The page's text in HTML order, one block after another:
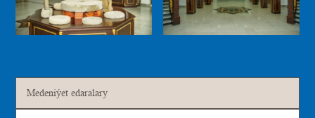
Medeniýet edaralary